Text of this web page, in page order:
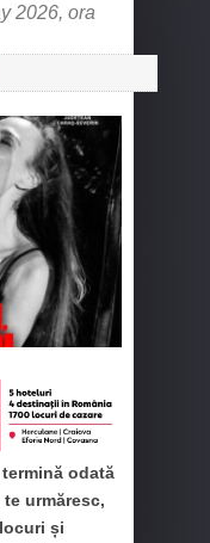
2026, ora
odată
urmăresc,
și